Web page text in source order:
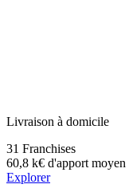
Livraison à domicile
31 Franchises
60,8 k€ d'apport moyen
Explorer